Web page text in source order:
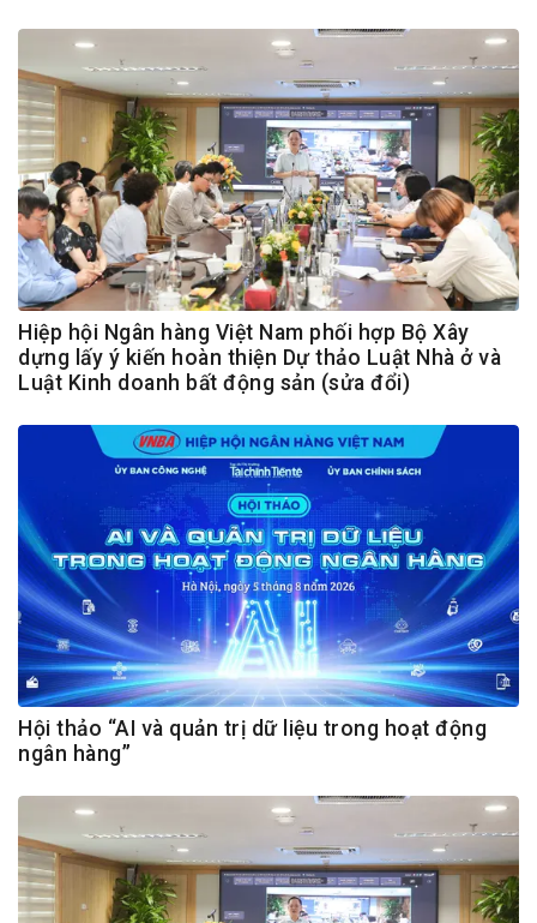
Hiệp hội Ngân hàng Việt Nam phối hợp Bộ Xây
dựng lấy ý kiến hoàn thiện Dự thảo Luật Nhà ở và
Luật Kinh doanh bất động sản (sửa đổi)
Hội thảo “AI và quản trị dữ liệu trong hoạt động
ngân hàng”